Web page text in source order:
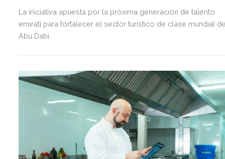
La iniciativa apuesta por la próxima generación de talento
emiratí para fortalecer el sector turístico de clase mundial
Abu Dabi.